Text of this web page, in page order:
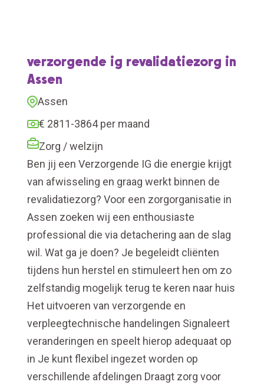
verzorgende ig revalidatiezorg in
Assen
Assen
€ 2811-3864 per maand
Zorg / welzijn
Ben jij een Verzorgende IG die energie krijgt
van afwisseling en graag werkt binnen de
revalidatiezorg? Voor een zorgorganisatie in
Assen zoeken wij een enthousiaste
professional die via detachering aan de slag
wil. Wat ga je doen? Je begeleidt cliënten
tijdens hun herstel en stimuleert hen om zo
zelfstandig mogelijk terug te keren naar huis
Het uitvoeren van verzorgende en
verpleegtechnische handelingen Signaleert
veranderingen en speelt hierop adequaat op
in Je kunt flexibel ingezet worden op
verschillende afdelingen Draagt zorg voor